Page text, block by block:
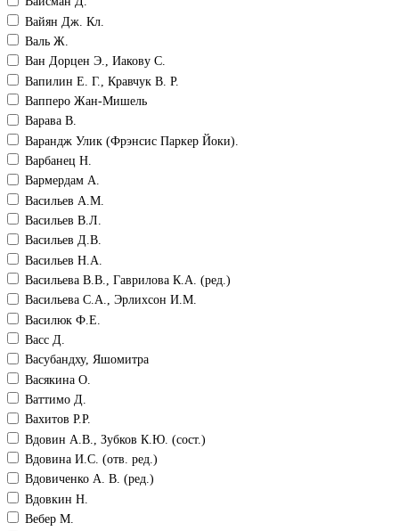
Вайян Дж. Кл.
Валь Ж.
Ван Дорцен Э., Иакову С.
Вапилин Е. Г., Кравчук В. Р.
Вапперо Жан-Мишель
Варава В.
Варандж Улик (Фрэнсис Паркер Йоки).
Варбанец Н.
Вармердам А.
Васильев А.М.
Васильев В.Л.
Васильев Д.В.
Васильев Н.А.
Васильева В.В., Гаврилова К.А. (ред.)
Васильева С.А., Эрлихсон И.М.
Василюк Ф.Е.
Васс Д.
Васубандху, Яшомитра
Васякина О.
Ваттимо Д.
Вахитов Р.Р.
Вдовин А.В., Зубков К.Ю. (сост.)
Вдовина И.С. (отв. ред.)
Вдовиченко А. В. (ред.)
Вдовкин Н.
Вебер М.